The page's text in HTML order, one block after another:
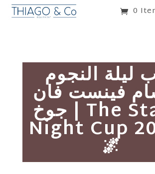
0
ليلة النجوم
فينست فان
جوخ | The Starry
Night Cup
🌌